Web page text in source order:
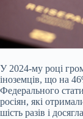
У 2024-му році
іноземців, що на
Федерального
росіян, які
шість разів і